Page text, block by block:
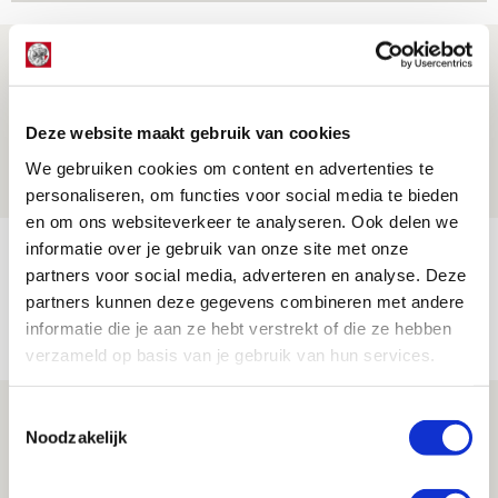
Deze website maakt gebruik van cookies
We gebruiken cookies om content en advertenties te
personaliseren, om functies voor social media te bieden
en om ons websiteverkeer te analyseren. Ook delen we
informatie over je gebruik van onze site met onze
partners voor social media, adverteren en analyse. Deze
partners kunnen deze gegevens combineren met andere
informatie die je aan ze hebt verstrekt of die ze hebben
verzameld op basis van je gebruik van hun services.
Noodzakelijk
Reisverslag PEC-uit: geregisseerde
operatie onderweg naar
‘voetbaltempel’
Brandt heeft veel vertrouwen in Ajax
dat steeds beter wordt
Míchel: ‘Mentaliteit werd beter nadat
ik wissels erin bracht’